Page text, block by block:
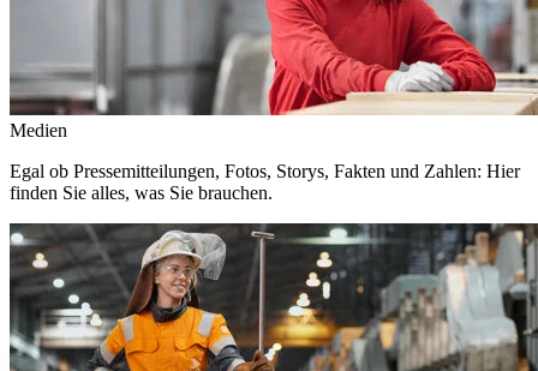
Medien
Egal ob Pressemitteilungen, Fotos, Storys, Fakten und Zahlen: Hier
finden Sie alles, was Sie brauchen.